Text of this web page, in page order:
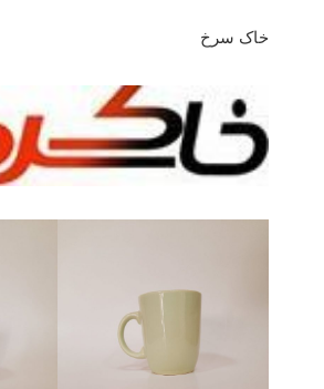
خاک سرخ